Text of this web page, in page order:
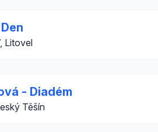
Litovel
- Diadém
Těšín